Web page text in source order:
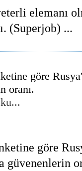
elemanı
(Superjob) ...
göre
oranı.
göre
güvenenlerin